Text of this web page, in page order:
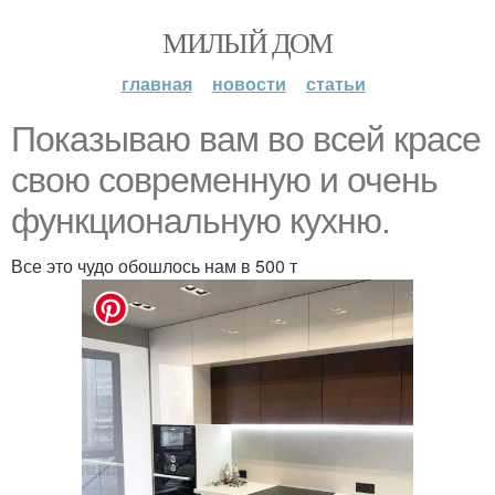
МИЛЫЙ ДОМ
главная новости статьи
Показываю вам во всей красе
свою современную и очень
функциональную кухню.
Все это чудо обошлось нам в 500 т